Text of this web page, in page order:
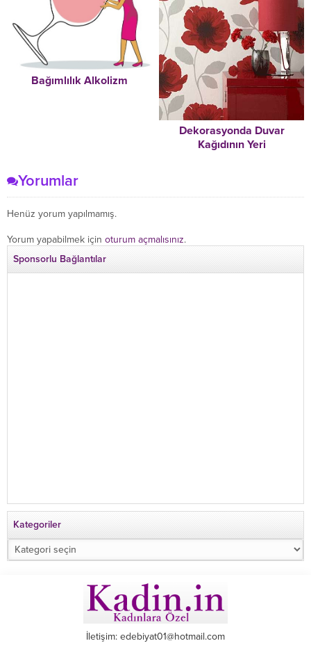
Bağımlılık Alkolizm
Dekorasyonda Duvar
Kağıdının Yeri
Yorumlar
Henüz yorum yapılmamış.
Yorum yapabilmek için oturum açmalısınız.
Sponsorlu Bağlantılar
Kategoriler
Kategoriler
İletişim: edebiyat01@hotmail.com